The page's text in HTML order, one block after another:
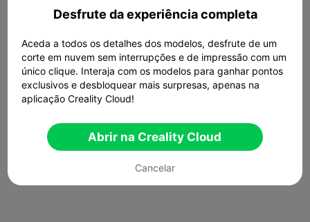
Desfrute da experiência completa
Aceda a todos os detalhes dos modelos, desfrute de um
corte em nuvem sem interrupções e de impressão com um
único clique. Interaja com os modelos para ganhar pontos
exclusivos e desbloquear mais surpresas, apenas na
aplicação Creality Cloud!
Abrir na Creality Cloud
Cancelar